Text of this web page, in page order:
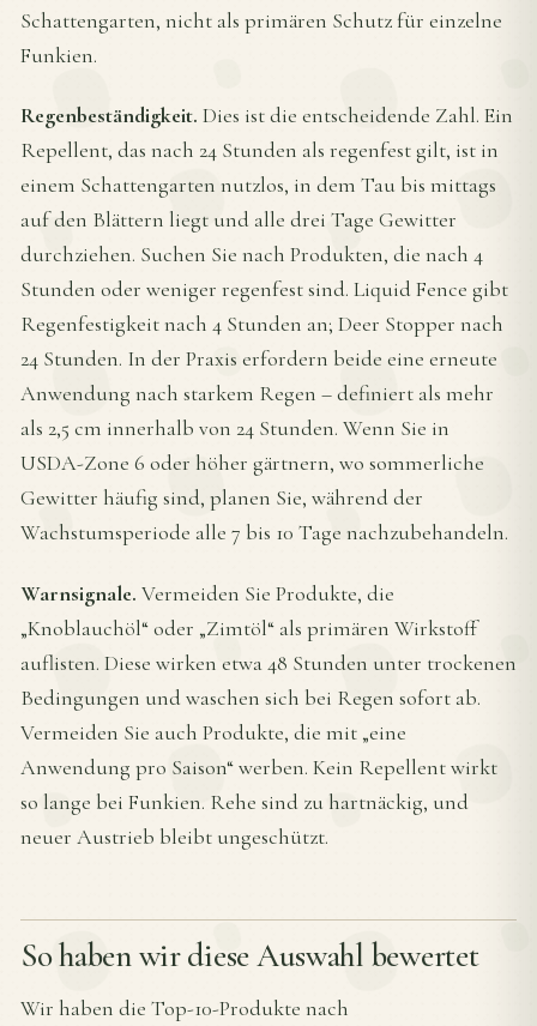
Schattengarten, nicht als primären Schutz für einzelne
Funkien.
Regenbeständigkeit. Dies ist die entscheidende Zahl. Ein
Repellent, das nach 24 Stunden als regenfest gilt, ist in
einem Schattengarten nutzlos, in dem Tau bis mittags
auf den Blättern liegt und alle drei Tage Gewitter
durchziehen. Suchen Sie nach Produkten, die nach 4
Stunden oder weniger regenfest sind. Liquid Fence gibt
Regenfestigkeit nach 4 Stunden an; Deer Stopper nach
24 Stunden. In der Praxis erfordern beide eine erneute
Anwendung nach starkem Regen – definiert als mehr
als 2,5 cm innerhalb von 24 Stunden. Wenn Sie in
USDA-Zone 6 oder höher gärtnern, wo sommerliche
Gewitter häufig sind, planen Sie, während der
Wachstumsperiode alle 7 bis 10 Tage nachzubehandeln.
Warnsignale. Vermeiden Sie Produkte, die
„Knoblauchöl“ oder „Zimtöl“ als primären Wirkstoff
auflisten. Diese wirken etwa 48 Stunden unter trockenen
Bedingungen und waschen sich bei Regen sofort ab.
Vermeiden Sie auch Produkte, die mit „eine
Anwendung pro Saison“ werben. Kein Repellent wirkt
so lange bei Funkien. Rehe sind zu hartnäckig, und
neuer Austrieb bleibt ungeschützt.
So haben wir diese Auswahl bewertet
Wir haben die Top-10-Produkte nach